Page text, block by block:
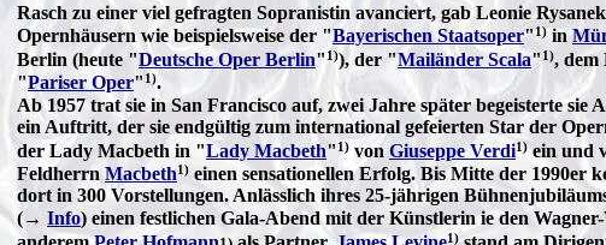
Rasch zu einer viel gefragten Sopranistin avanciert, gab Leonie
Opernhäusern wie beispielsweise der "Bayerischen Staatsoper"1)in
Berlin (heute "Deutsche Oper Berlin" 1)), der "Mailänder Scala"1),
"Pariser Oper" 1).
Ab 1957 trat sie in San Francisco auf, zwei Jahre später begeisterte
ein Auftritt, der sie endgültig zum international gefeierten Star der
der Lady Macbeth in "Lady Macbeth" 1) von Giuseppe Verdi1)ein und
Feldherrn Macbeth1) einen sensationellen Erfolg. Bis Mitte der 1990er
dort in 300 Vorstellungen. Anlässlich ihres 25-jährigen
(→ Info) einen festlichen Gala-Abend mit der Künstlerin ie den
1)